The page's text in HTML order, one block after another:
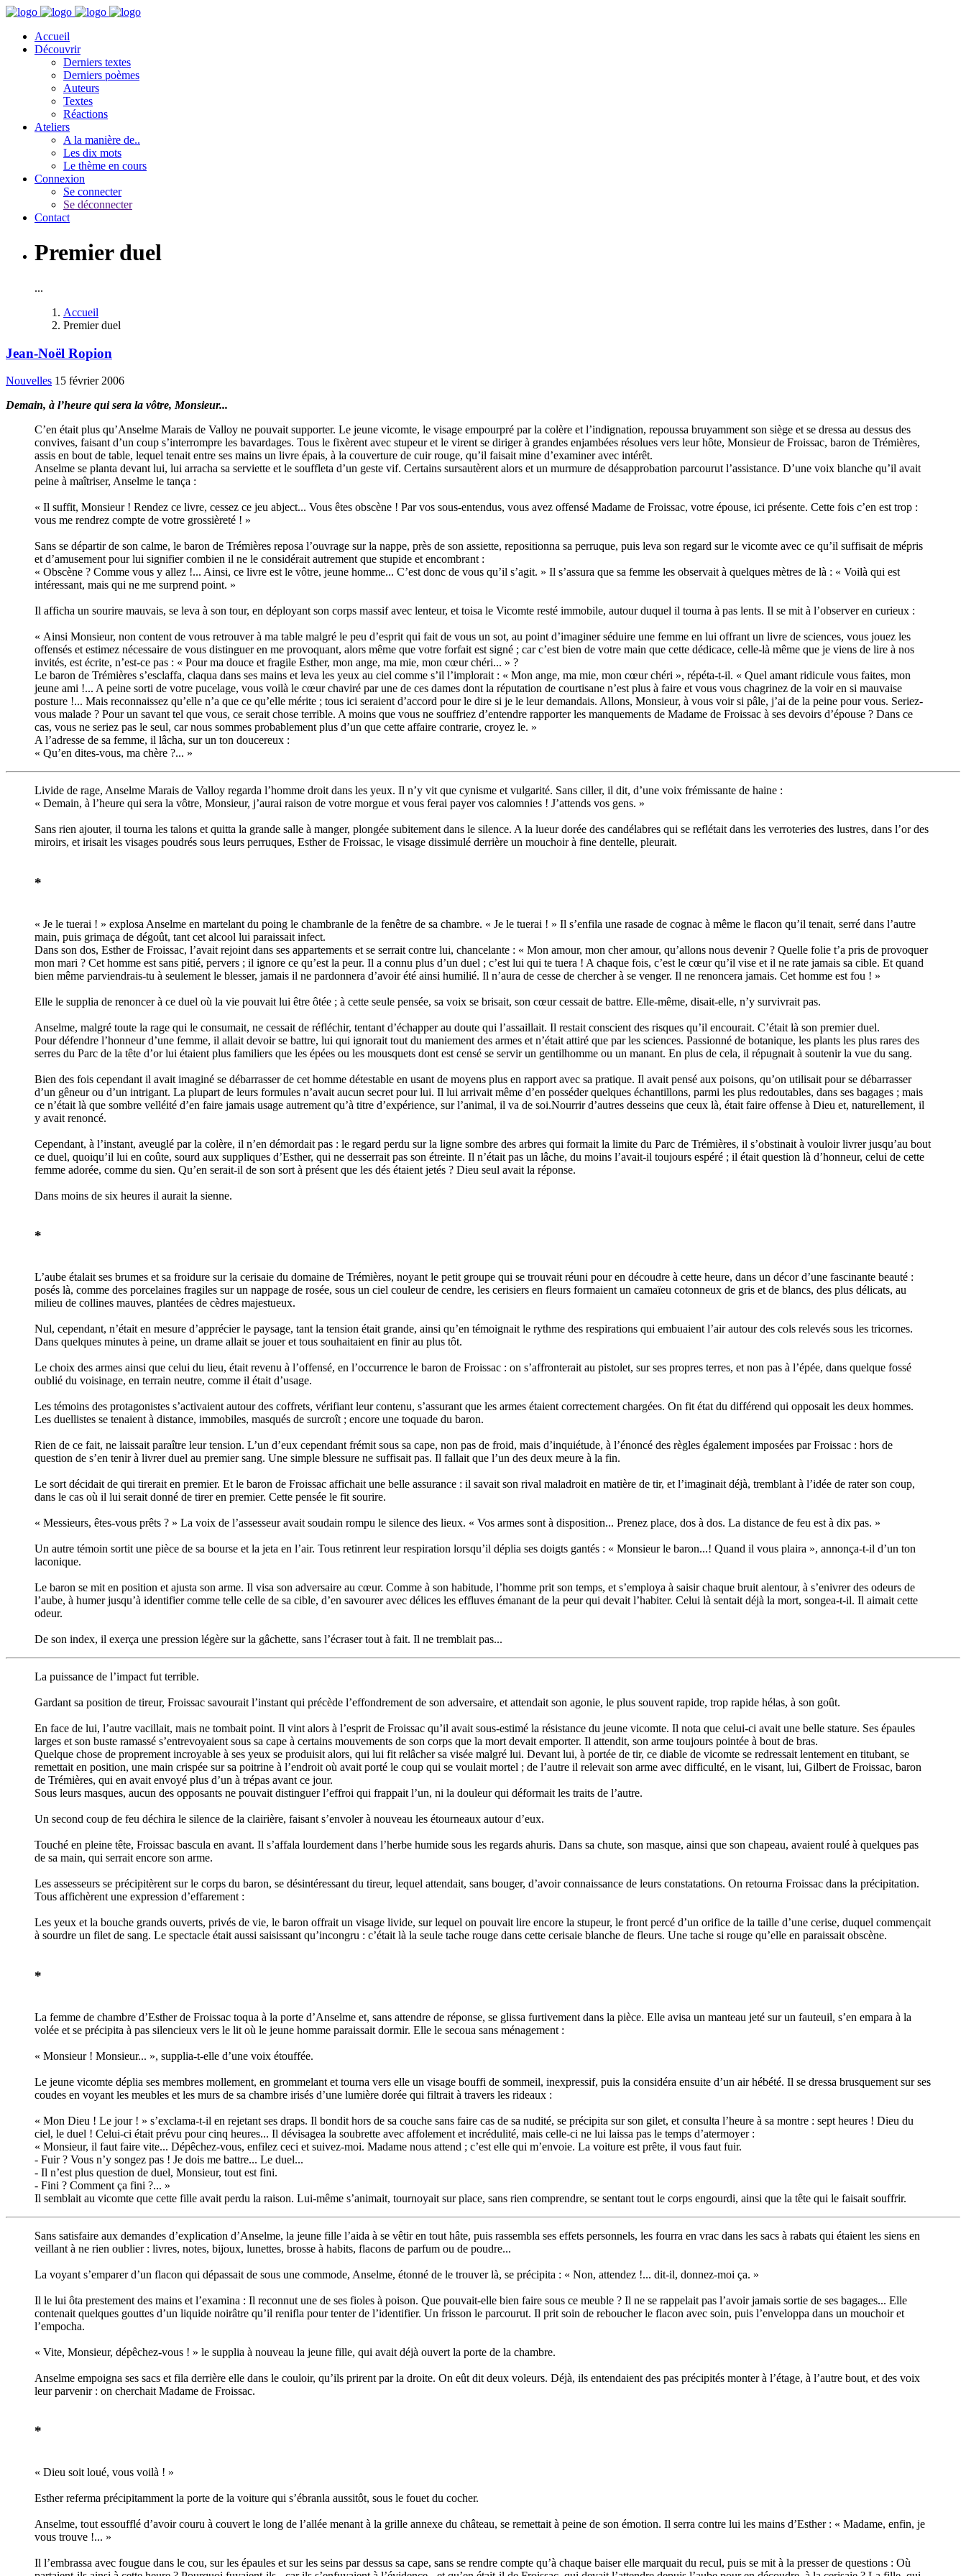
Accueil
Découvrir
Derniers textes
Derniers poèmes
Auteurs
Textes
Réactions
Ateliers
A la manière de..
Les dix mots
Le thème en cours
Connexion
Se connecter
Se déconnecter
Contact
Premier duel
...
Accueil
Premier duel
Jean-Noël Ropion
Nouvelles 15 février 2006
Demain, à l’heure qui sera la vôtre, Monsieur...
C’en était plus qu’Anselme Marais de Valloy ne pouvait supporter. Le jeune vicomte, le visage empourpré par la colère et l’indignation, repoussa bruyamment son siège et se dressa au dessus des
convives, faisant d’un coup s’interrompre les bavardages. Tous le fixèrent avec stupeur et le virent se diriger à grandes enjambées résolues vers leur hôte, Monsieur de Froissac, baron de Trémières,
assis en bout de table, lequel tenait entre ses mains un livre épais, à la couverture de cuir rouge, qu’il faisait mine d’examiner avec intérêt.
Anselme se planta devant lui, lui arracha sa serviette et le souffleta d’un geste vif. Certains sursautèrent alors et un murmure de désapprobation parcourut l’assistance. D’une voix blanche qu’il avait
peine à maîtriser, Anselme le tança :
« Il suffit, Monsieur ! Rendez ce livre, cessez ce jeu abject... Vous êtes obscène ! Par vos sous-entendus, vous avez offensé Madame de Froissac, votre épouse, ici présente. Cette fois c’en est trop :
vous me rendrez compte de votre grossièreté ! »
Sans se départir de son calme, le baron de Trémières reposa l’ouvrage sur la nappe, près de son assiette, repositionna sa perruque, puis leva son regard sur le vicomte avec ce qu’il suffisait de mépris
et d’amusement pour lui signifier combien il ne le considérait autrement que stupide et encombrant :
« Obscène ? Comme vous y allez !... Ainsi, ce livre est le vôtre, jeune homme... C’est donc de vous qu’il s’agit. » Il s’assura que sa femme les observait à quelques mètres de là : « Voilà qui est
intéressant, mais qui ne me surprend point. »
Il afficha un sourire mauvais, se leva à son tour, en déployant son corps massif avec lenteur, et toisa le Vicomte resté immobile, autour duquel il tourna à pas lents. Il se mit à l’observer en curieux :
« Ainsi Monsieur, non content de vous retrouver à ma table malgré le peu d’esprit qui fait de vous un sot, au point d’imaginer séduire une femme en lui offrant un livre de sciences, vous jouez les
offensés et estimez nécessaire de vous distinguer en me provoquant, alors même que votre forfait est signé ; car c’est bien de votre main que cette dédicace, celle-là même que je viens de lire à nos
invités, est écrite, n’est-ce pas : « Pour ma douce et fragile Esther, mon ange, ma mie, mon cœur chéri... » ?
Le baron de Trémières s’esclaffa, claqua dans ses mains et leva les yeux au ciel comme s’il l’implorait : « Mon ange, ma mie, mon cœur chéri », répéta-t-il. « Quel amant ridicule vous faites, mon
jeune ami !... A peine sorti de votre pucelage, vous voilà le cœur chaviré par une de ces dames dont la réputation de courtisane n’est plus à faire et vous vous chagrinez de la voir en si mauvaise
posture !... Mais reconnaissez qu’elle n’a que ce qu’elle mérite ; tous ici seraient d’accord pour le dire si je le leur demandais. Allons, Monsieur, à vous voir si pâle, j’ai de la peine pour vous. Seriez-
vous malade ? Pour un savant tel que vous, ce serait chose terrible. A moins que vous ne souffriez d’entendre rapporter les manquements de Madame de Froissac à ses devoirs d’épouse ? Dans ce
cas, vous ne seriez pas le seul, car nous sommes probablement plus d’un que cette affaire contrarie, croyez le. »
A l’adresse de sa femme, il lâcha, sur un ton doucereux :
« Qu’en dites-vous, ma chère ?... »
Livide de rage, Anselme Marais de Valloy regarda l’homme droit dans les yeux. Il n’y vit que cynisme et vulgarité. Sans ciller, il dit, d’une voix frémissante de haine :
« Demain, à l’heure qui sera la vôtre, Monsieur, j’aurai raison de votre morgue et vous ferai payer vos calomnies ! J’attends vos gens. »
Sans rien ajouter, il tourna les talons et quitta la grande salle à manger, plongée subitement dans le silence. A la lueur dorée des candélabres qui se reflétait dans les verroteries des lustres, dans l’or des
miroirs, et irisait les visages poudrés sous leurs perruques, Esther de Froissac, le visage dissimulé derrière un mouchoir à fine dentelle, pleurait.
*
« Je le tuerai ! » explosa Anselme en martelant du poing le chambranle de la fenêtre de sa chambre. « Je le tuerai ! » Il s’enfila une rasade de cognac à même le flacon qu’il tenait, serré dans l’autre
main, puis grimaça de dégoût, tant cet alcool lui paraissait infect.
Dans son dos, Esther de Froissac, l’avait rejoint dans ses appartements et se serrait contre lui, chancelante : « Mon amour, mon cher amour, qu’allons nous devenir ? Quelle folie t’a pris de provoquer
mon mari ? Cet homme est sans pitié, pervers ; il ignore ce qu’est la peur. Il a connu plus d’un duel ; c’est lui qui te tuera ! A chaque fois, c’est le cœur qu’il vise et il ne rate jamais sa cible. Et quand
bien même parviendrais-tu à seulement le blesser, jamais il ne pardonnera d’avoir été ainsi humilié. Il n’aura de cesse de chercher à se venger. Il ne renoncera jamais. Cet homme est fou ! »
Elle le supplia de renoncer à ce duel où la vie pouvait lui être ôtée ; à cette seule pensée, sa voix se brisait, son cœur cessait de battre. Elle-même, disait-elle, n’y survivrait pas.
Anselme, malgré toute la rage qui le consumait, ne cessait de réfléchir, tentant d’échapper au doute qui l’assaillait. Il restait conscient des risques qu’il encourait. C’était là son premier duel.
Pour défendre l’honneur d’une femme, il allait devoir se battre, lui qui ignorait tout du maniement des armes et n’était attiré que par les sciences. Passionné de botanique, les plants les plus rares des
serres du Parc de la tête d’or lui étaient plus familiers que les épées ou les mousquets dont est censé se servir un gentilhomme ou un manant. En plus de cela, il répugnait à soutenir la vue du sang.
Bien des fois cependant il avait imaginé se débarrasser de cet homme détestable en usant de moyens plus en rapport avec sa pratique. Il avait pensé aux poisons, qu’on utilisait pour se débarrasser
d’un gêneur ou d’un intrigant. La plupart de leurs formules n’avait aucun secret pour lui. Il lui arrivait même d’en posséder quelques échantillons, parmi les plus redoutables, dans ses bagages ; mais
ce n’était là que sombre velléité d’en faire jamais usage autrement qu’à titre d’expérience, sur l’animal, il va de soi.Nourrir d’autres desseins que ceux là, était faire offense à Dieu et, naturellement, il
y avait renoncé.
Cependant, à l’instant, aveuglé par la colère, il n’en démordait pas : le regard perdu sur la ligne sombre des arbres qui formait la limite du Parc de Trémières, il s’obstinait à vouloir livrer jusqu’au bout
ce duel, quoiqu’il lui en coûte, sourd aux suppliques d’Esther, qui ne desserrait pas son étreinte. Il n’était pas un lâche, du moins l’avait-il toujours espéré ; il était question là d’honneur, celui de cette
femme adorée, comme du sien. Qu’en serait-il de son sort à présent que les dés étaient jetés ? Dieu seul avait la réponse.
Dans moins de six heures il aurait la sienne.
*
L’aube étalait ses brumes et sa froidure sur la cerisaie du domaine de Trémières, noyant le petit groupe qui se trouvait réuni pour en découdre à cette heure, dans un décor d’une fascinante beauté :
posés là, comme des porcelaines fragiles sur un nappage de rosée, sous un ciel couleur de cendre, les cerisiers en fleurs formaient un camaïeu cotonneux de gris et de blancs, des plus délicats, au
milieu de collines mauves, plantées de cèdres majestueux.
Nul, cependant, n’était en mesure d’apprécier le paysage, tant la tension était grande, ainsi qu’en témoignait le rythme des respirations qui embuaient l’air autour des cols relevés sous les tricornes.
Dans quelques minutes à peine, un drame allait se jouer et tous souhaitaient en finir au plus tôt.
Le choix des armes ainsi que celui du lieu, était revenu à l’offensé, en l’occurrence le baron de Froissac : on s’affronterait au pistolet, sur ses propres terres, et non pas à l’épée, dans quelque fossé
oublié du voisinage, en terrain neutre, comme il était d’usage.
Les témoins des protagonistes s’activaient autour des coffrets, vérifiant leur contenu, s’assurant que les armes étaient correctement chargées. On fit état du différend qui opposait les deux hommes.
Les duellistes se tenaient à distance, immobiles, masqués de surcroît ; encore une toquade du baron.
Rien de ce fait, ne laissait paraître leur tension. L’un d’eux cependant frémit sous sa cape, non pas de froid, mais d’inquiétude, à l’énoncé des règles également imposées par Froissac : hors de
question de s’en tenir à livrer duel au premier sang. Une simple blessure ne suffisait pas. Il fallait que l’un des deux meure à la fin.
Le sort décidait de qui tirerait en premier. Et le baron de Froissac affichait une belle assurance : il savait son rival maladroit en matière de tir, et l’imaginait déjà, tremblant à l’idée de rater son coup,
dans le cas où il lui serait donné de tirer en premier. Cette pensée le fit sourire.
« Messieurs, êtes-vous prêts ? » La voix de l’assesseur avait soudain rompu le silence des lieux. « Vos armes sont à disposition... Prenez place, dos à dos. La distance de feu est à dix pas. »
Un autre témoin sortit une pièce de sa bourse et la jeta en l’air. Tous retinrent leur respiration lorsqu’il déplia ses doigts gantés : « Monsieur le baron...! Quand il vous plaira », annonça-t-il d’un ton
laconique.
Le baron se mit en position et ajusta son arme. Il visa son adversaire au cœur. Comme à son habitude, l’homme prit son temps, et s’employa à saisir chaque bruit alentour, à s’enivrer des odeurs de
l’aube, à humer jusqu’à identifier comme telle celle de sa cible, d’en savourer avec délices les effluves émanant de la peur qui devait l’habiter. Celui là sentait déjà la mort, songea-t-il. Il aimait cette
odeur.
De son index, il exerça une pression légère sur la gâchette, sans l’écraser tout à fait. Il ne tremblait pas...
La puissance de l’impact fut terrible.
Gardant sa position de tireur, Froissac savourait l’instant qui précède l’effondrement de son adversaire, et attendait son agonie, le plus souvent rapide, trop rapide hélas, à son goût.
En face de lui, l’autre vacillait, mais ne tombait point. Il vint alors à l’esprit de Froissac qu’il avait sous-estimé la résistance du jeune vicomte. Il nota que celui-ci avait une belle stature. Ses épaules
larges et son buste ramassé s’entrevoyaient sous sa cape à certains mouvements de son corps que la mort devait emporter. Il attendit, son arme toujours pointée à bout de bras.
Quelque chose de proprement incroyable à ses yeux se produisit alors, qui lui fit relâcher sa visée malgré lui. Devant lui, à portée de tir, ce diable de vicomte se redressait lentement en titubant, se
remettait en position, une main crispée sur sa poitrine à l’endroit où avait porté le coup qui se voulait mortel ; de l’autre il relevait son arme avec difficulté, en le visant, lui, Gilbert de Froissac, baron
de Trémières, qui en avait envoyé plus d’un à trépas avant ce jour.
Sous leurs masques, aucun des opposants ne pouvait distinguer l’effroi qui frappait l’un, ni la douleur qui déformait les traits de l’autre.
Un second coup de feu déchira le silence de la clairière, faisant s’envoler à nouveau les étourneaux autour d’eux.
Touché en pleine tête, Froissac bascula en avant. Il s’affala lourdement dans l’herbe humide sous les regards ahuris. Dans sa chute, son masque, ainsi que son chapeau, avaient roulé à quelques pas
de sa main, qui serrait encore son arme.
Les assesseurs se précipitèrent sur le corps du baron, se désintéressant du tireur, lequel attendait, sans bouger, d’avoir connaissance de leurs constatations. On retourna Froissac dans la précipitation.
Tous affichèrent une expression d’effarement :
Les yeux et la bouche grands ouverts, privés de vie, le baron offrait un visage livide, sur lequel on pouvait lire encore la stupeur, le front percé d’un orifice de la taille d’une cerise, duquel commençait
à sourdre un filet de sang. Le spectacle était aussi saisissant qu’incongru : c’était là la seule tache rouge dans cette cerisaie blanche de fleurs. Une tache si rouge qu’elle en paraissait obscène.
*
La femme de chambre d’Esther de Froissac toqua à la porte d’Anselme et, sans attendre de réponse, se glissa furtivement dans la pièce. Elle avisa un manteau jeté sur un fauteuil, s’en empara à la
volée et se précipita à pas silencieux vers le lit où le jeune homme paraissait dormir. Elle le secoua sans ménagement :
« Monsieur ! Monsieur... », supplia-t-elle d’une voix étouffée.
Le jeune vicomte déplia ses membres mollement, en grommelant et tourna vers elle un visage bouffi de sommeil, inexpressif, puis la considéra ensuite d’un air hébété. Il se dressa brusquement sur ses
coudes en voyant les meubles et les murs de sa chambre irisés d’une lumière dorée qui filtrait à travers les rideaux :
« Mon Dieu ! Le jour ! » s’exclama-t-il en rejetant ses draps. Il bondit hors de sa couche sans faire cas de sa nudité, se précipita sur son gilet, et consulta l’heure à sa montre : sept heures ! Dieu du
ciel, le duel ! Celui-ci était prévu pour cinq heures... Il dévisagea la soubrette avec affolement et incrédulité, mais celle-ci ne lui laissa pas le temps d’atermoyer :
« Monsieur, il faut faire vite... Dépêchez-vous, enfilez ceci et suivez-moi. Madame nous attend ; c’est elle qui m’envoie. La voiture est prête, il vous faut fuir.
- Fuir ? Vous n’y songez pas ! Je dois me battre... Le duel...
- Il n’est plus question de duel, Monsieur, tout est fini.
- Fini ? Comment ça fini ?... »
Il semblait au vicomte que cette fille avait perdu la raison. Lui-même s’animait, tournoyait sur place, sans rien comprendre, se sentant tout le corps engourdi, ainsi que la tête qui le faisait souffrir.
Sans satisfaire aux demandes d’explication d’Anselme, la jeune fille l’aida à se vêtir en tout hâte, puis rassembla ses effets personnels, les fourra en vrac dans les sacs à rabats qui étaient les siens en
veillant à ne rien oublier : livres, notes, bijoux, lunettes, brosse à habits, flacons de parfum ou de poudre...
La voyant s’emparer d’un flacon qui dépassait de sous une commode, Anselme, étonné de le trouver là, se précipita : « Non, attendez !... dit-il, donnez-moi ça. »
Il le lui ôta prestement des mains et l’examina : Il reconnut une de ses fioles à poison. Que pouvait-elle bien faire sous ce meuble ? Il ne se rappelait pas l’avoir jamais sortie de ses bagages... Elle
contenait quelques gouttes d’un liquide noirâtre qu’il renifla pour tenter de l’identifier. Un frisson le parcourut. Il prit soin de reboucher le flacon avec soin, puis l’enveloppa dans un mouchoir et
l’empocha.
« Vite, Monsieur, dépêchez-vous ! » le supplia à nouveau la jeune fille, qui avait déjà ouvert la porte de la chambre.
Anselme empoigna ses sacs et fila derrière elle dans le couloir, qu’ils prirent par la droite. On eût dit deux voleurs. Déjà, ils entendaient des pas précipités monter à l’étage, à l’autre bout, et des voix
leur parvenir : on cherchait Madame de Froissac.
*
« Dieu soit loué, vous voilà ! »
Esther referma précipitamment la porte de la voiture qui s’ébranla aussitôt, sous le fouet du cocher.
Anselme, tout essoufflé d’avoir couru à couvert le long de l’allée menant à la grille annexe du château, se remettait à peine de son émotion. Il serra contre lui les mains d’Esther : « Madame, enfin, je
vous trouve !... »
Il l’embrassa avec fougue dans le cou, sur les épaules et sur les seins par dessus sa cape, sans se rendre compte qu’à chaque baiser elle marquait du recul, puis se mit à la presser de questions : Où